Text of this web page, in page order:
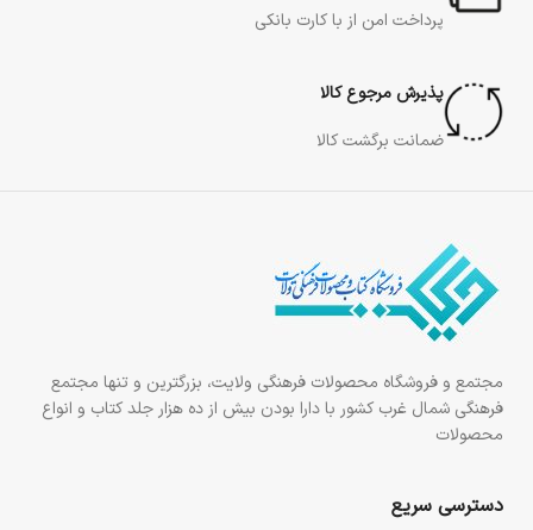
پرداخت امن از با کارت بانکی
پذیرش مرجوع کالا
ضمانت برگشت کالا
مجتمع و فروشگاه محصولات فرهنگی ولایت، بزرگترین و تنها مجتمع
فرهنگی شمال غرب کشور با دارا بودن بیش از ده هزار جلد کتاب و انواع
محصولات
دسترسی سریع